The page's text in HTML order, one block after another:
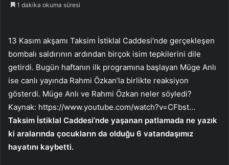
1 dakika okuma süresi
13 Kasım akşamı Taksim İstiklal Caddesi’nde gerçekleşen
bombalı saldırının ardından birçok isim tepkilerini dile
getirdi. Bugün haftanın ilk programına başlayan Müge Anlı
ise canlı yayında Rahmi Özkan’la birlikte reaksiyon
gösterdi. Müge Anlı ve Rahmi Özkan neler söyledi?
Kaynak: https://www.youtube.com/watch?v=CFbst…
Taksim İstiklal Caddesi’nde yaşanan patlamada ne yazık
ki aralarında çocukların da olduğu 6 vatandaşımız
hayatını kaybetti.